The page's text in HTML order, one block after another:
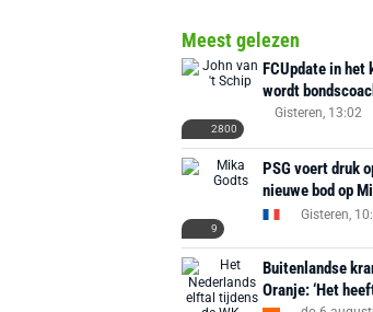
Meest gelezen
2800
FCUpdate in het
wordt
Gisteren, 13:02
9
PSG voert druk
nieuwe bod op
Gisteren,
Buitenlandse
Oranje: ‘Het